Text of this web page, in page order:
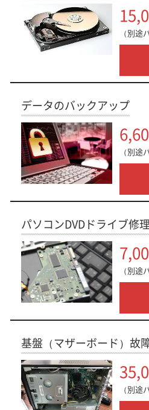
（別途
データのバックアップ
（別途
パソコンDVDドライブ修理
（別途
基盤（マザーボード）故
（別途